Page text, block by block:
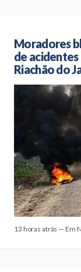
Moradores
de
Riachão do
13 horas atrás — Em